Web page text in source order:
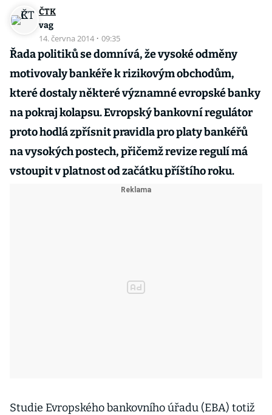
ČTK
vag
14. června 2014 · 09:35
Řada politiků se domnívá, že vysoké odměny
motivovaly bankéře k rizikovým obchodům,
které dostaly některé významné evropské banky
na pokraj kolapsu. Evropský bankovní regulátor
proto hodlá zpřísnit pravidla pro platy bankéřů
na vysokých postech, přičemž revize regulí má
vstoupit v platnost od začátku příštího roku.
Studie Evropského bankovního úřadu (EBA) totiž